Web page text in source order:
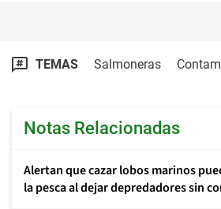
TEMAS Salmoneras
Notas Relacionadas
Alertan que cazar lobos marinos
la pesca al dejar depredadores sin